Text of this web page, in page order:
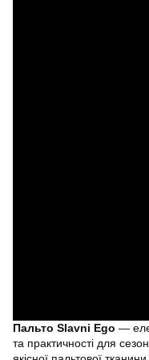
Пальто Slavni Ego —
та практичності для